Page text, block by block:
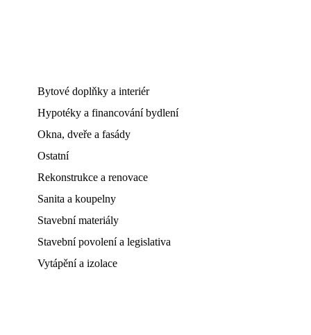
Bytové doplňky a interiér
Hypotéky a financování bydlení
Okna, dveře a fasády
Ostatní
Rekonstrukce a renovace
Sanita a koupelny
Stavební materiály
Stavební povolení a legislativa
Vytápění a izolace